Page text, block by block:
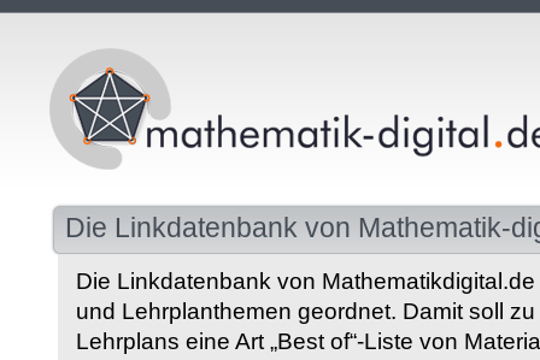
Die Linkdatenbank von Mathematik-
Die Linkdatenbank von
und Lehrplanthemen geordnet. Damit soll
Lehrplans eine Art „Best of“-Liste von